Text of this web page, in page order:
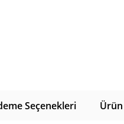
Seçenekleri